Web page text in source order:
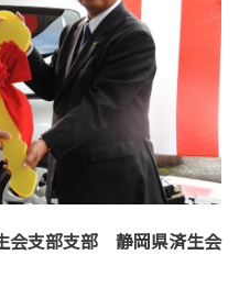
支部支部 静岡県済生会